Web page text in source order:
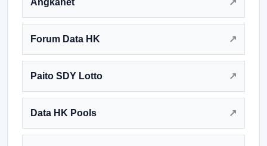
Angkanet
Forum Data HK
Paito SDY Lotto
Data HK Pools